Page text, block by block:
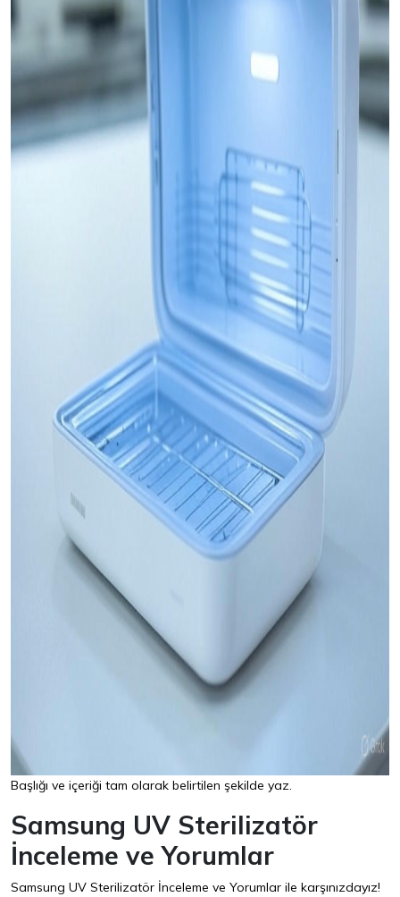
Başlığı ve içeriği tam olarak belirtilen şekilde yaz.
Samsung UV Sterilizatör
İnceleme ve Yorumlar
Samsung UV Sterilizatör İnceleme ve Yorumlar ile karşınızdayız!